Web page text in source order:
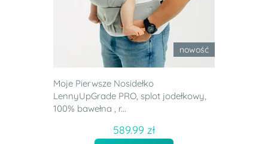
nowość
Moje Pierwsze Nosidełko
LennyUpGrade PRO, splot jodełkowy,
100% bawełna , r...
589.99 zł